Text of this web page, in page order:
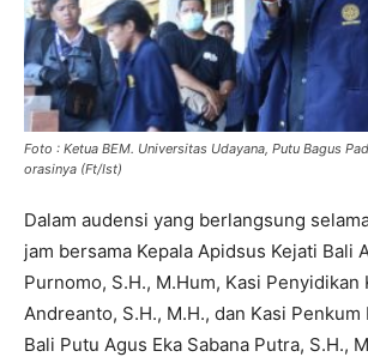
Foto : Ketua BEM. Universitas Udayana, Putu Bagus
orasinya (Ft/Ist)
Dalam audensi yang berlangsung
jam bersama Kepala Apidsus Kejati Bali
Purnomo, S.H., M.Hum, Kasi Penyidikan
Andreanto, S.H., M.H., dan Kasi Penkum
Bali Putu Agus Eka Sabana Putra, S.H.,